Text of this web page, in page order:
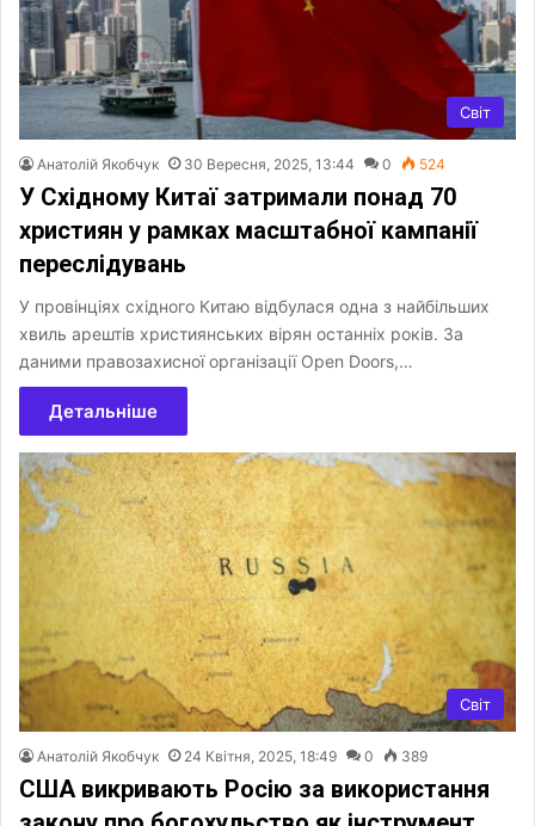
Світ
Анатолій Якобчук 30 Вересня, 2025, 13:44 0 524
У Східному Китаї затримали понад 70
християн у рамках масштабної кампанії
переслідувань
У провінціях східного Китаю відбулася одна з найбільших
хвиль арештів християнських вірян останніх років. За
даними правозахисної організації Open Doors,…
Детальніше
Світ
Анатолій Якобчук 24 Квітня, 2025, 18:49 0 389
США викривають Росію за використання